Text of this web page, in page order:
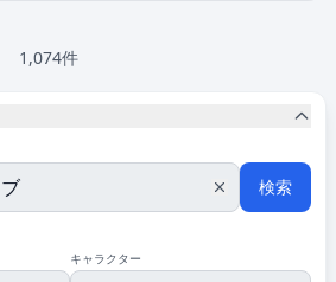
1,074件
検索
キャラクター